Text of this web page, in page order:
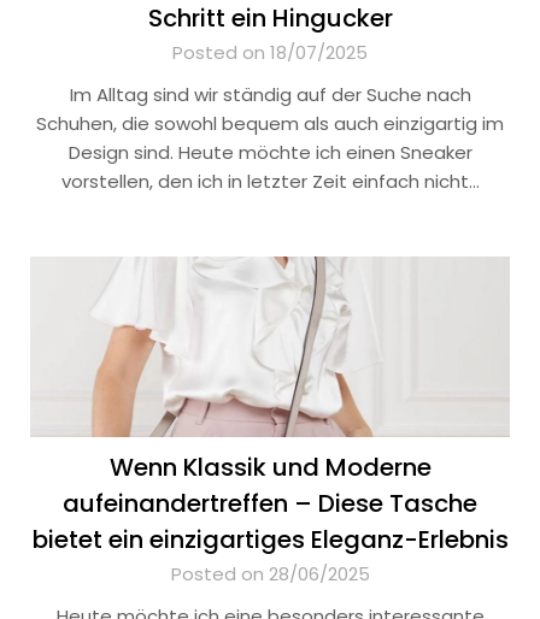
Schritt ein Hingucker
Posted on 18/07/2025
Im Alltag sind wir ständig auf der Suche nach
Schuhen, die sowohl bequem als auch einzigartig im
Design sind. Heute möchte ich einen Sneaker
vorstellen, den ich in letzter Zeit einfach nicht…
Wenn Klassik und Moderne
aufeinandertreffen – Diese Tasche
bietet ein einzigartiges Eleganz-Erlebnis
Posted on 28/06/2025